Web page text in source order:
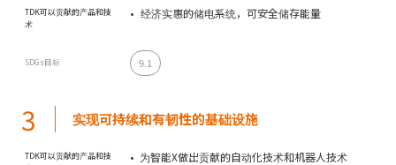
TDK可以贡献的产品和技
术
经济实惠的储电系统，可安全储存能量
SDGs目标 9.1
3 实现可持续和有韧性的基础设施
TDK可以贡献的产品和技
为智能X做出贡献的自动化技术和机器人技术